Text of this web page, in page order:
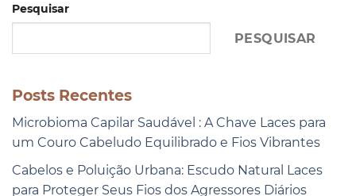
Pesquisar
PESQUISAR
Posts Recentes
Microbioma Capilar Saudável : A Chave Laces para
um Couro Cabeludo Equilibrado e Fios Vibrantes
Cabelos e Poluição Urbana: Escudo Natural Laces
para Proteger Seus Fios dos Agressores Diários